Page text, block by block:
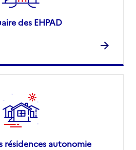
des EHPAD
résidences autonomie